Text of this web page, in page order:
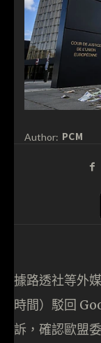
Author: PCM
據路透社等外
時間）駁回
訴，確認歐盟